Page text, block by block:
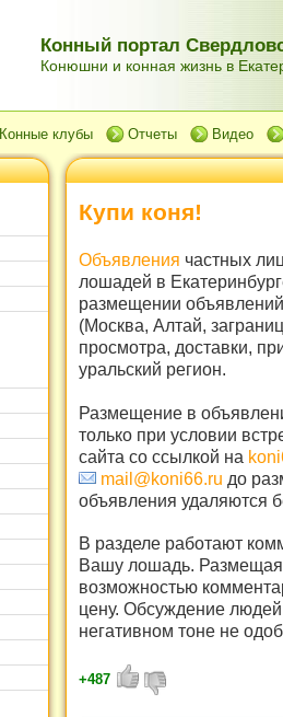
Конный портал
Конюшни и конная жизнь в
Конные клубы Отчеты Видео
Купи коня!
Объявления частных
лошадей в
размещении
(Москва, Алтай,
просмотра, доставки,
уральский регион.
Размещение в
только при условии
сайта со ссылкой на
mail@koni66.ru до
объявления удаляются
В разделе работают
Вашу лошадь. Размещая
возможностью
цену. Обсуждение
негативном тоне не
+487